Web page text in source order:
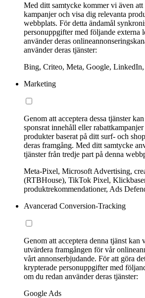
Med ditt samtycke kommer vi även
kampanjer och visa dig relevanta
webbplats. För detta ändamål
personuppgifter med följande externa
använder deras
använder deras tjänster:
Bing, Criteo, Meta, Google,
Marketing
Genom att acceptera dessa tjänster
sponsrat innehåll eller
produkter baserat på ditt surf- och
deras framgång. Med ditt samtycke
tjänster från tredje part på denna
Meta-Pixel, Microsoft Advertising,
(RTBHouse), TikTok Pixel,
produktrekommendationer, Ads
Avancerad Conversion-Tracking
Genom att acceptera denna tjänst kan
utvärdera framgången för vår
vårt annonserbjudande. För att göra
krypterade personuppgifter med
om du redan använder deras tjänster:
Google Ads